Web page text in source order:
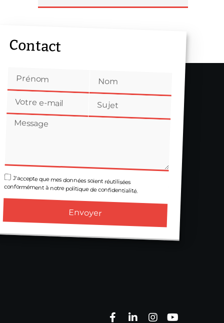
Contact
J'accepte que mes données soient réutilisées
conformément à notre politique de confidentialité.
Envoyer